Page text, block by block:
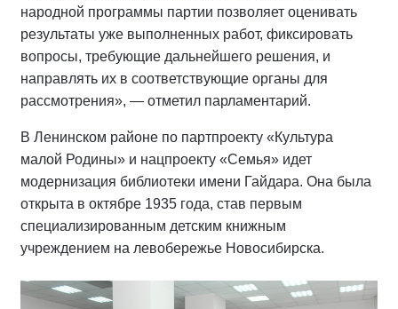
народной программы партии позволяет оценивать
результаты уже выполненных работ, фиксировать
вопросы, требующие дальнейшего решения, и
направлять их в соответствующие органы для
рассмотрения», — отметил парламентарий.
В Ленинском районе по партпроекту «Культура
малой Родины» и нацпроекту «Семья» идет
модернизация библиотеки имени Гайдара. Она была
открыта в октябре 1935 года, став первым
специализированным детским книжным
учреждением на левобережье Новосибирска.